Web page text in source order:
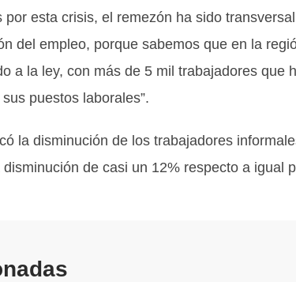
por esta crisis, el remezón ha sido
del empleo, porque sabemos que en la
a la ley, con más de 5 mil trabajadores que
puestos laborales”.
la disminución de los trabajadores
de casi un 12% respecto a igual